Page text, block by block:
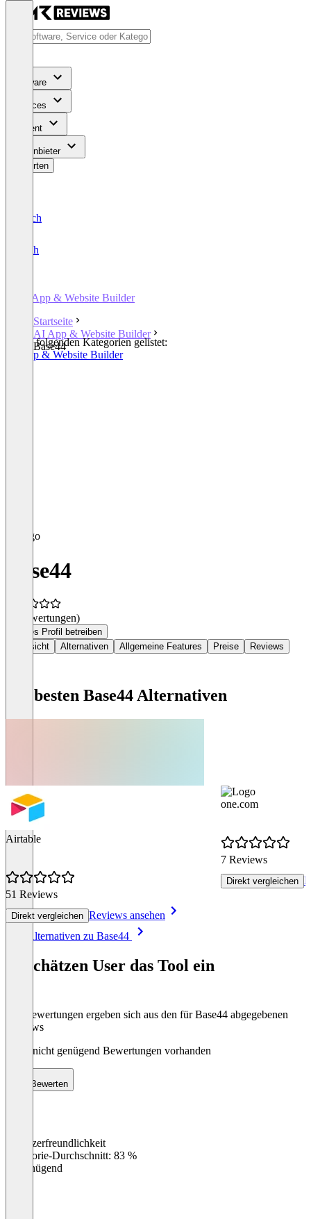
Software
Services
Content
Für Anbieter
Bewerten
Deutsch
English
AI App & Website Builder
Startseite
AI App & Website Builder
Base44
In den folgenden Kategorien gelistet:
AI App & Website Builder
Base44
(0 Bewertungen)
Dieses Profil betreiben
Übersicht
Alternativen Allgemeine Features Preise Reviews
Die besten Base44 Alternativen
Airtable
51 Reviews
Direkt vergleichen Reviews ansehen
one.com
7 Reviews
Direkt vergleichen
Alle Alternativen zu Base44
So schätzen User das Tool ein
Die Bewertungen ergeben sich aus den für Base44 abgegebenen
Reviews
Noch nicht genügend Bewertungen vorhanden
Bewerten
Benutzerfreundlichkeit
Kategorie-Durchschnitt: 83 %
Ungenügend